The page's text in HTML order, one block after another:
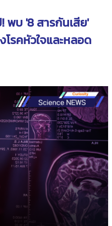
พบ '8 สารกันเสีย'
รคหัวใจและหลอด